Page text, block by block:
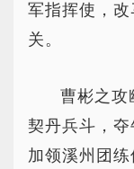
军指挥使，
关。
曹彬之攻
契丹兵斗，夺
加领溪州团